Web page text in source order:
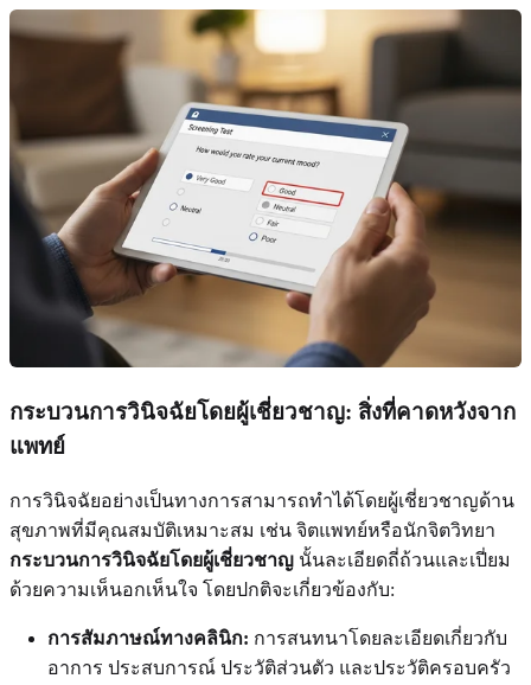
กระบวนการวินิจฉัยโดยผู้เชี่ยวชาญ: สิ่งที่คาดหวังจาก
แพทย์
การวินิจฉัยอย่างเป็นทางการสามารถทำได้โดยผู้เชี่ยวชาญด้าน
สุขภาพที่มีคุณสมบัติเหมาะสม เช่น จิตแพทย์หรือนักจิตวิทยา
กระบวนการวินิจฉัยโดยผู้เชี่ยวชาญ นั้นละเอียดถี่ถ้วนและเปี่ยม
ด้วยความเห็นอกเห็นใจ โดยปกติจะเกี่ยวข้องกับ:
การสัมภาษณ์ทางคลินิก: การสนทนาโดยละเอียดเกี่ยวกับ
อาการ ประสบการณ์ ประวัติส่วนตัว และประวัติครอบครัว